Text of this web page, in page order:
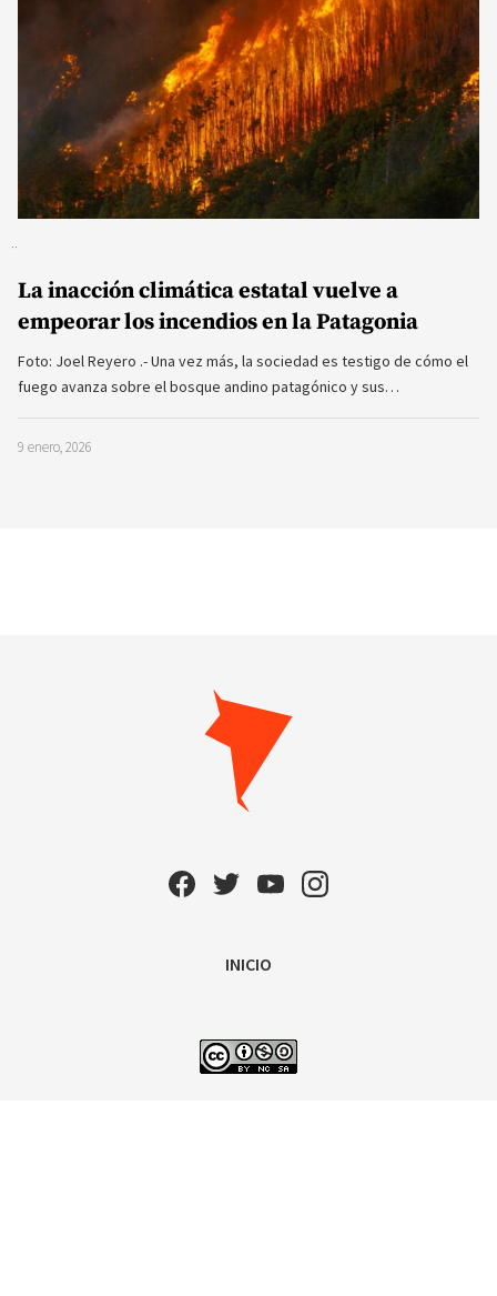
La inacción climática estatal vuelve a
empeorar los incendios en la Patagonia
Foto: Joel Reyero .- Una vez más, la sociedad es testigo de cómo el
fuego avanza sobre el bosque andino patagónico y sus…
9 enero, 2026
INICIO